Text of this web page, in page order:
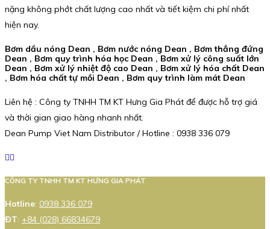
nặng không phớt chất lượng cao nhất và tiết kiệm chi phí nhất
hiện nay.
Bơm dầu nóng Dean , Bơm nước nóng Dean , Bơm thẳng đứng
Dean , Bơm quy trình hóa học Dean , Bơm xử lý công suất lớn
Dean , Bơm xử lý nhiệt độ cao Dean , Bơm xử lý hóa chất Dean
, Bơm hóa chất tự mồi Dean , Bơm quy trình làm mát Dean
Liên hệ : Công ty TNHH TM KT Hưng Gia Phát để được hỗ trợ giá
và thời gian giao hàng nhanh nhất.
Dean Pump Viet Nam Distributor / Hotline : 0938 336 079
CÔNG TY TNHH TM KT HƯNG GIA PHÁT
Hotline: 0938 336 079
ĐT: +84 (028) 66834679